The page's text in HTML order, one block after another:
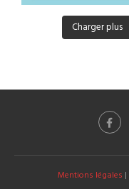
Charger plus
Mentions légales |